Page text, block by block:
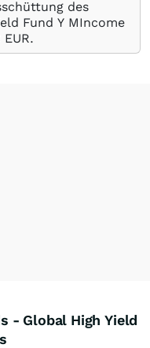
des
Fund Y MIncome
EUR.
- Global High Yield